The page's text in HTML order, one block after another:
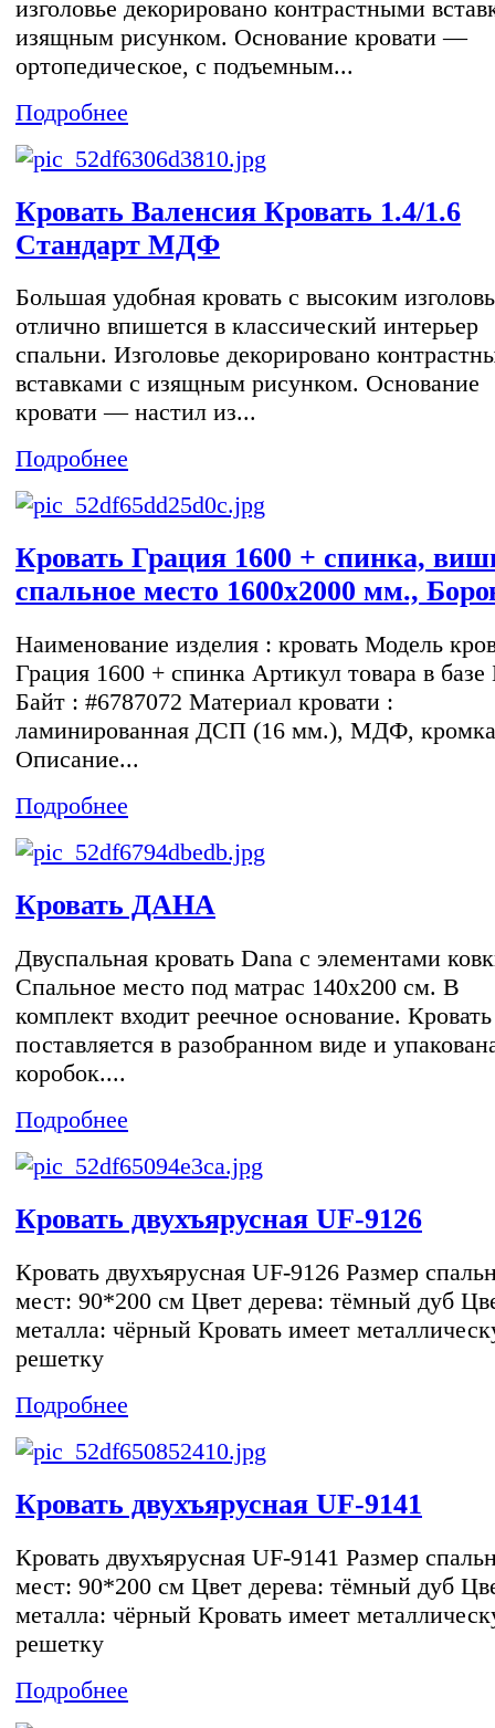
изголовье декорировано контрастными
изящным рисунком. Основание кровати —
ортопедическое, с подъемным...
Подробнее
Кровать Валенсия Кровать 1.4/1.6
Стандарт МДФ
Большая удобная кровать с высоким
отлично впишется в классический интерьер
спальни. Изголовье декорировано
вставками с изящным рисунком. Основание
кровати — настил из...
Подробнее
Кровать Грация 1600 + спинка,
спальное место 1600х2000 мм.,
Наименование изделия : кровать Модель
Грация 1600 + спинка Артикул товара в базе
Байт : #6787072 Материал кровати :
ламинированная ДСП (16 мм.), МДФ,
Описание...
Подробнее
Кровать ДАНА
Двуспальная кровать Dana с элементами
Спальное место под матрас 140х200 см. В
комплект входит реечное основание. Кровать
поставляется в разобранном виде и
коробок....
Подробнее
Кровать двухъярусная UF-9126
Кровать двухъярусная UF-9126 Размер
мест: 90*200 см Цвет дерева: тёмный дуб
металла: чёрный Кровать имеет
решетку
Подробнее
Кровать двухъярусная UF-9141
Кровать двухъярусная UF-9141 Размер
мест: 90*200 см Цвет дерева: тёмный дуб
металла: чёрный Кровать имеет
решетку
Подробнее